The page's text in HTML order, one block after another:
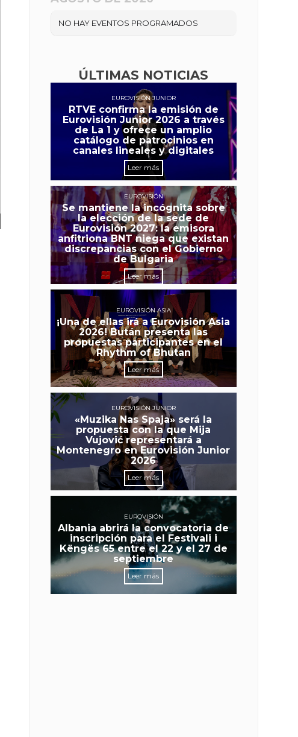
NO HAY EVENTOS PROGRAMADOS
ÚLTIMAS NOTICIAS
EUROVISIÓN JUNIOR
RTVE confirma la emisión de
Eurovisión Junior 2026 a través
de La 1 y ofrece un amplio
catálogo de patrocinios en
canales lineales y digitales
Leer más
EUROVISIÓN
Se mantiene la incógnita sobre
la elección de la sede de
Eurovisión 2027: la emisora
anfitriona BNT niega que existan
discrepancias con el Gobierno
de Bulgaria
Leer más
EUROVISIÓN ASIA
¡Una de ellas irá a Eurovisión Asia
2026! Bután presenta las
propuestas participantes en el
Rhythm of Bhutan
Leer más
EUROVISIÓN JUNIOR
«Muzika Nas Spaja» será la
propuesta con la que Mija
Vujović representará a
Montenegro en Eurovisión Junior
2026
Leer más
EUROVISIÓN
Albania abrirá la convocatoria de
inscripción para el Festivali i
Këngës 65 entre el 22 y el 27 de
septiembre
Leer más